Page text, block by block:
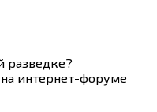
разведке?
интернет-форуме